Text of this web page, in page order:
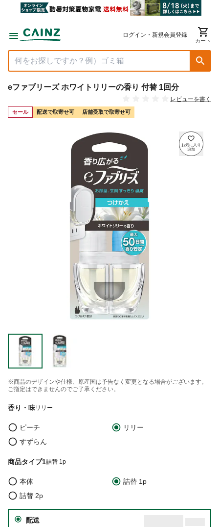
ログイン・新規会員登録
カート
eファブリーズ ホワイトリリーの香り 付替 1回分
レビューを書く
セール 配送で取寄せ可 店舗受取で取寄せ可
※商品のデザインや仕様、原産国は予告なく変更となる場合がございます。
ご指定はできませんのでご了承ください。
香り・味リリー
ピーチ
リリー
すずらん
商品タイプ1詰替 1p
本体
詰替 1p
詰替 2p
配送